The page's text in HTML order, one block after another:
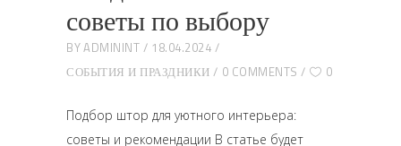
советы по выбору
BYADMININT
18.04.2024
СОБЫТИЯ И ПРАЗДНИКИ
0 COMMENTS 0
Подбор штор для уютного интерьера:
советы и рекомендации В статье будет